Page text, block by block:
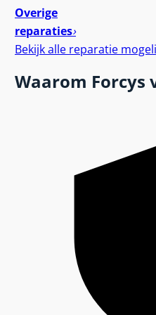
Overige
reparaties›
Bekijk alle reparatie
Waarom Forcys